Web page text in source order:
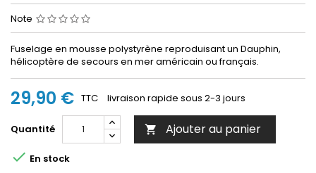
Note
Fuselage en mousse polystyrène reproduisant un Dauphin,
hélicoptère de secours en mer américain ou français.
29,90 € TTC livraison rapide sous 2-3 jours
Quantité  Ajouter au panier
 En stock